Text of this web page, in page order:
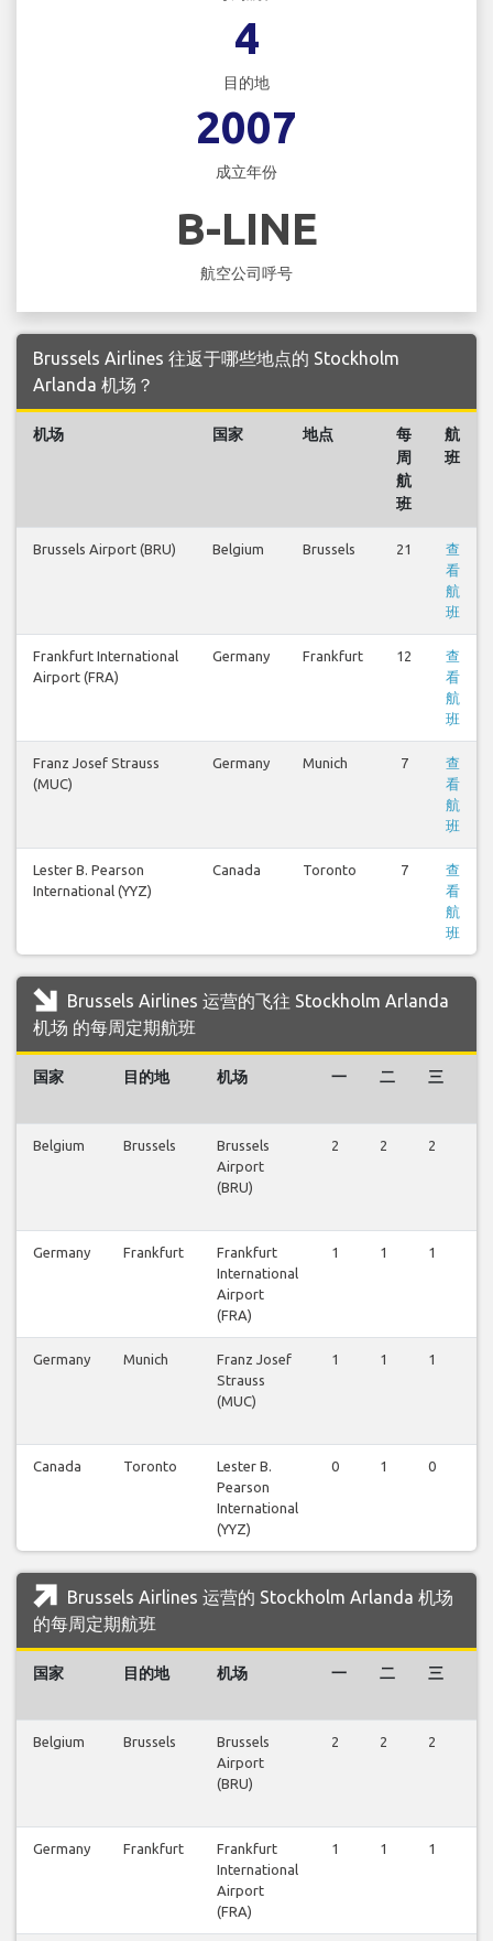
4
目的地
2007
成立年份
B-LINE
航空公司呼号
Brussels Airlines 往返于哪些地点的 Stockholm
Arlanda 机场？
机场 国家 地点
每
周
航
班
航
班
Brussels Airport (BRU) Belgium Brussels 21
查
看
航
班
Frankfurt International
Airport (FRA)
Germany Frankfurt 12
查
看
航
班
Franz Josef Strauss
(MUC)
Germany Munich 7
查
看
航
班
Lester B. Pearson
International (YYZ)
Canada Toronto 7
查
看
航
班
Brussels Airlines 运营的飞往 Stockholm Arlanda
机场 的每周定期航班
国家 目的地 机场 一 二 三
Belgium Brussels
Brussels
Airport
(BRU)
2 2 2
Germany Frankfurt
Frankfurt
International
Airport
(FRA)
1 1 1
Germany Munich
Franz Josef
Strauss
(MUC)
1 1 1
Canada Toronto
Lester B.
Pearson
International
(YYZ)
0 1 0
Brussels Airlines 运营的 Stockholm Arlanda 机场
的每周定期航班
国家 目的地 机场 一 二 三
Belgium Brussels
Brussels
Airport
(BRU)
2 2 2
Germany Frankfurt
Frankfurt
International
Airport
(FRA)
1 1 1